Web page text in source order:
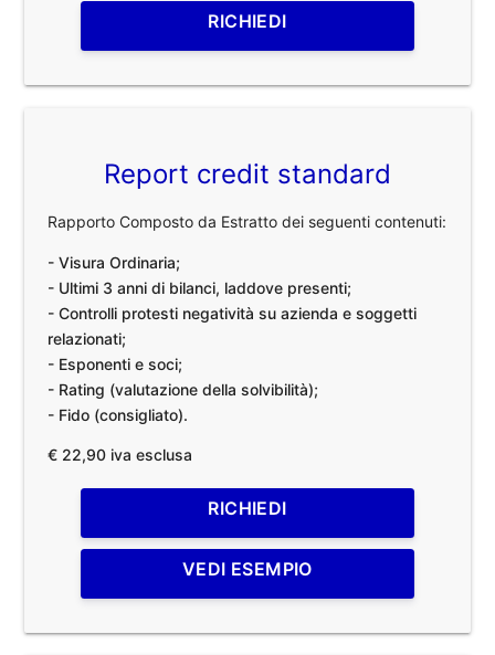
RICHIEDI
Report credit standard
Rapporto Composto da Estratto dei seguenti contenuti:
- Visura Ordinaria;
- Ultimi 3 anni di bilanci, laddove presenti;
- Controlli protesti negatività su azienda e soggetti
relazionati;
- Esponenti e soci;
- Rating (valutazione della solvibilità);
- Fido (consigliato).
€ 22,90 iva esclusa
RICHIEDI
VEDI ESEMPIO